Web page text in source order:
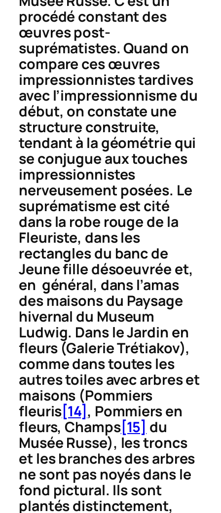
procédé constant des
œuvres post-
suprématistes. Quand on
compare ces œuvres
impressionnistes tardives
avec l’impressionnisme du
début, on constate une
structure construite,
tendant à la géométrie qui
se conjugue aux touches
impressionnistes
nerveusement posées. Le
suprématisme est cité
dans la robe rouge de la
Fleuriste, dans les
rectangles du banc de
Jeune fille désoeuvrée et,
en général, dans l’amas
des maisons du Paysage
hivernal du Museum
Ludwig. Dans leJardin en
fleurs (Galerie Trétiakov),
comme dans toutes les
autres toiles avec arbres et
maisons (Pommiers
fleuris[14] , Pommiers en
fleurs,Champs[15] du
Musée Russe), les troncs
et les branches des arbres
ne sont pas noyés dans le
fond pictural. Ils sont
plantés distinctement,